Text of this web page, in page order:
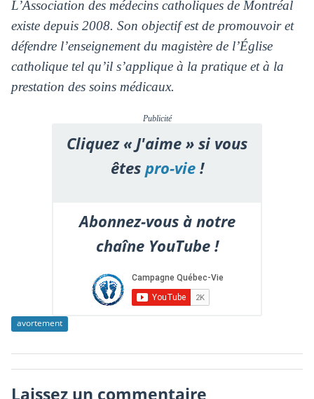
L’Association des médecins catholiques de Montréal
existe depuis 2008. Son objectif est de promouvoir et
défendre l’enseignement du magistère de l’Église
catholique tel qu’il s’applique à la pratique et à la
prestation des soins médicaux.
Publicité
Cliquez « J'aime » si vous
êtespro-vie!
Abonnez-vous à notre
chaîne YouTube !
avortement
Laissez un commentaire